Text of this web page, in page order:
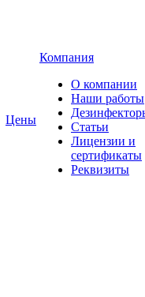
Цены
Компания
О компании
Наши работы
Статьи
Лицензии и
сертификаты
Реквизиты